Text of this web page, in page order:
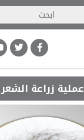
عملية زراعة الشعر